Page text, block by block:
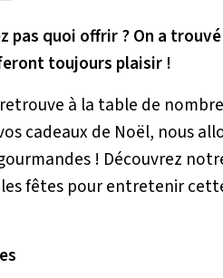
pas quoi offrir ? On a
toujours plaisir !
à la table de
cadeaux de Noël, nous
! Découvrez
fêtes pour entretenir